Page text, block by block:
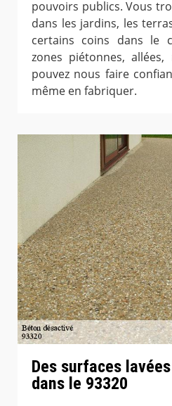
pouvoirs publics. Vous
dans les jardins, les
certains coins dans le
zones piétonnes,
pouvez nous faire
même en fabriquer.
Des surfaces
dans le 93320